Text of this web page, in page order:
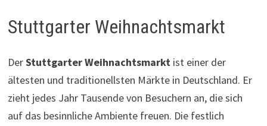
Stuttgarter Weihnachtsmarkt
DerStuttgarter Weihnachtsmarktist einer der
ältesten und traditionellsten Märkte in Deutschland. Er
zieht jedes Jahr Tausende von Besuchern an, die sich
auf das besinnliche Ambiente freuen. Die festlich